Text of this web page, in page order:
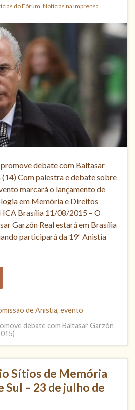
do Fórum Notícias na Imprensa
debate com Baltasar
Com palestra e debate sobre
marcará o lançamento de
em Memória e Direitos
Brasília 11/08/2015 – O
Garzón Real estará em Brasília
participará da 19ª Anistia
de Anistia, evento
debate com Baltasar Garzón
Sítios de Memória
Sul – 23 de julho de